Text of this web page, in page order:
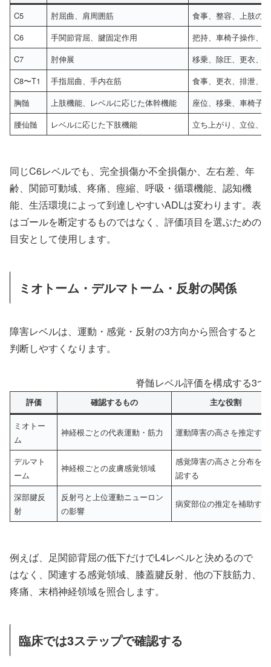
C5 肘屈曲、肩周囲筋
食事、整容、上肢の
C6
手関節背屈、腱固定作用
把持、車椅子操作、
C7
肘伸展
移乗、除圧、更衣、
C8〜T1
手指屈曲、手内在筋
食事、更衣、排泄、
胸髄
上肢機能、レベルに応じた体幹機能
座位、移乗、車椅子
腰仙髄
レベルに応じた下肢機能 立ち上がり、立位、
同じC6レベルでも、完全損傷か不全損傷か、左右差、年
齢、関節可動域、疼痛、痙縮、呼吸・循環機能、認知機
能、生活環境によって到達しやすいADLは変わります。表
はゴールを断定するものではなく、評価項目を選ぶための
目安として使用します。
ミオトーム・デルマトーム・反射の関係
障害レベルは、運動・感覚・反射の3方向から照合すると
判断しやすくなります。
脊髄レベル評価を構成する3つ
評価 確認するもの 主な役割
ミオトー
ム
神経根ごとの代表運動・筋力 運動障害の高さを推定する
デルマト
ーム
神経根ごとの皮膚感覚領域
感覚障害の高さと分布を確
認する
深部腱反
射
反射弓と上位運動ニューロン
の影響
病変部位の推定を補助する
例えば、足関節背屈の低下だけでL4レベルと決めるので
はなく、関連する感覚領域、膝蓋腱反射、他の下肢筋力、
疼痛、末梢神経領域を照合します。
臨床では3ステップで確認する